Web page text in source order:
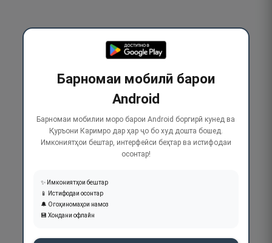
Барномаи мобилӣ барои
Android
Барномаи мобилии моро барои Android боргирӣ кунед ва
Қуръони Каримро дар ҳар ҷо бо худ дошта бошед.
Имкониятҳои бештар, интерфейси беҳтар ва истифодаи
осонтар!
✨ Имкониятҳои бештар
📱 Истифодаи осонтар
🔔 Огоҳиномаҳои намоз
💾 Хондани офлайн